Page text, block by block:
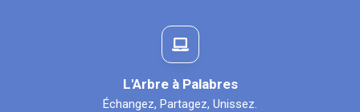
L'Arbre à Palabres
Échangez, Partagez, Unissez.